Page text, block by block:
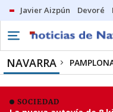
Javier Aizpún Devoré
NAVARRA
SOCIEDAD